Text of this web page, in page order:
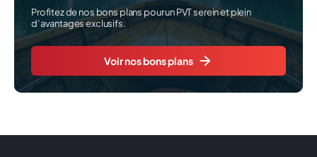
Profitez de nos bons plans pour un PVT serein et plein
d’avantages exclusifs.
Voir nos bons plans